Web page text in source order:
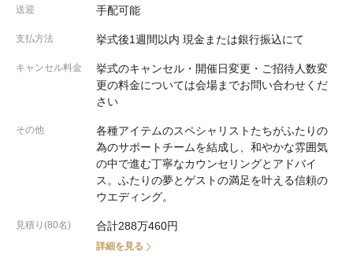
送迎 手配可能
支払方法 挙式後1週間以内 現金または銀行振込にて
キャンセル料金
挙式のキャンセル・開催日変更・ご招待人数変
更の料金については会場までお問い合わせくだ
さい
その他
各種アイテムのスペシャリストたちがふたりの
為のサポートチームを結成し、和やかな雰囲気
の中で進む丁寧なカウンセリングとアドバイ
ス。ふたりの夢とゲストの満足を叶える信頼の
ウエディング。
見積り(80名) 合計288万460円
詳細を見る